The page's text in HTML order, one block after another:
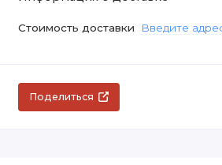
Стоимость доставки Введите
Поделиться